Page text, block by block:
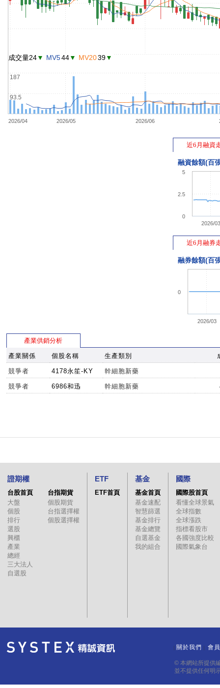
2026/04 2026/05 2026/06
93.5
187
成交量24▼ MV544▼ MV2039▼
近6月融資
融資餘額(百
2026/03
0
2.5
5
近6月融券
融券餘額(百
2026/03
0
產業供銷分析
產業關係 個股名稱 生產類別
競爭者 4178永笙-KY 幹細胞新藥
競爭者 6986和迅 幹細胞新藥
證期權
台股首頁
大盤
個股
排行
選股
興櫃
產業
總經
三大法人
自選股
台指期貨
個股期貨
台指選擇權
個股選擇權
ETF
ETF首頁
基金
基金首頁
基金速配
智慧篩選
基金排行
基金總覽
自選基金
我的組合
國際
國際股首頁
看懂全球景氣
全球指數
全球漲跌
指標看股市
各國強度比較
國際氣象台
關於我們 會
© 本網站所提供
並不提供任何明